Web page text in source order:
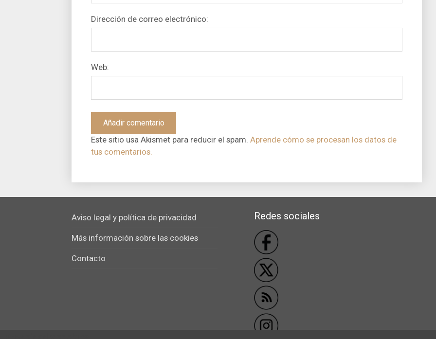
Dirección de correo electrónico:
Web:
Este sitio usa Akismet para reducir el spam. Aprende cómo se procesan los datos de
tus comentarios.
Aviso legal y política de privacidad
Más información sobre las cookies
Contacto
Redes sociales